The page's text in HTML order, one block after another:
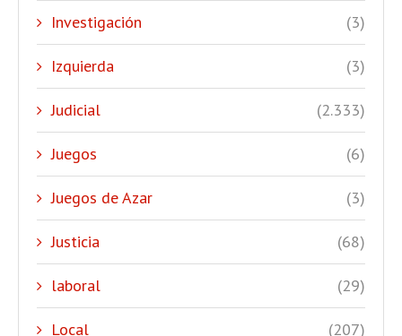
Investigación (3)
Izquierda (3)
Judicial (2.333)
Juegos (6)
Juegos de Azar (3)
Justicia (68)
laboral (29)
Local (207)